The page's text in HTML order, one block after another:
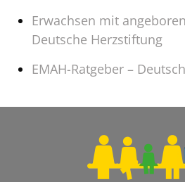
Erwachsen mit
Deutsche Herzstiftung
EMAH-Ratgeber –